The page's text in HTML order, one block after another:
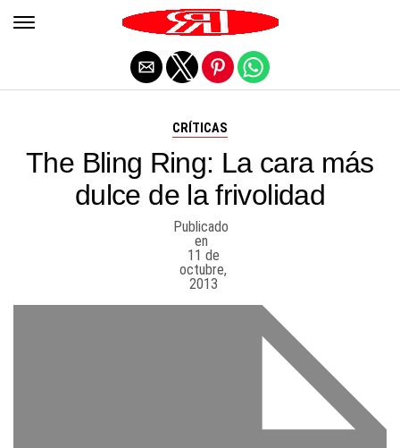
CRÍTICAS
The Bling Ring: La cara más
dulce de la frivolidad
Publicado
en
11 de
octubre,
2013
Salir de la versión móvil